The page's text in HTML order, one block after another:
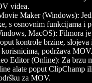
videa.
Maker (Windows):
s osnovnim funkcijama i
MacOS): Filmora
kontrole brzine, slojeva
podržava MOV.
Editor (Online): Za brzu
alate poput ClipChamp
za MOV.